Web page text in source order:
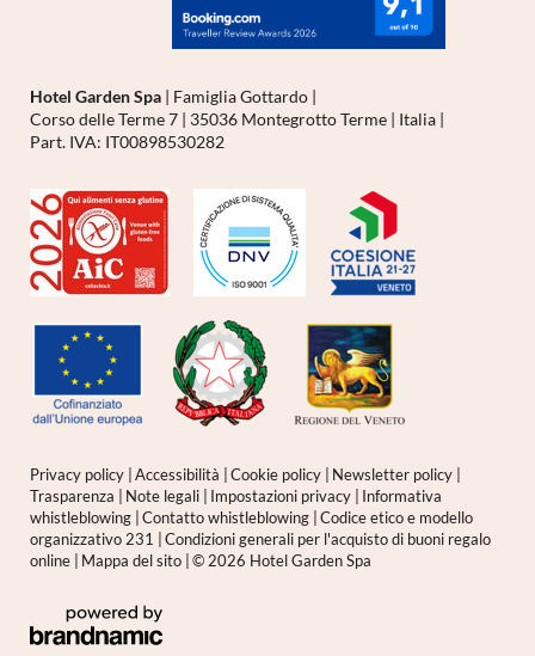
Hotel Garden Spa | Famiglia Gottardo |
Corso delle Terme 7 | 35036 Montegrotto Terme | Italia |
Part. IVA: IT00898530282
Privacy policy Accessibilità Cookie policy Newsletter policy
Trasparenza
Note legali Impostazioni privacy
Informativa
whistleblowing Contatto whistleblowing Codice etico e modello
organizzativo 231
Condizioni generali per l'acquisto di buoni regalo
online
Mappa del sito © 2026 Hotel Garden Spa